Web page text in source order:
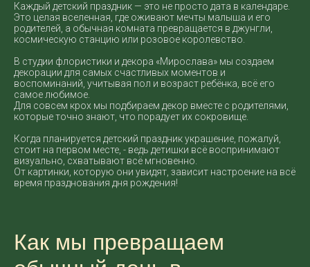
Каждый детский праздник — это не просто дата в календаре.
Это целая вселенная, где оживают мечты малыша и его
родителей, а обычная комната превращается в джунгли,
космическую станцию или розовое королевство.
В студии флористики и декора «Мирослава» мы создаем
декорации для самых счастливых моментов и
воспоминаний, учитывая пол и возраст ребёнка, всё его
самое любимое.
Для совсем крох мы подбираем декор вместе с родителями,
которые точно знают, что порадует их сокровище.
Когда планируется детский праздник украшение, пожалуй,
стоит на первом месте, - ведь детишки всё воспринимают
визуально, схватывают всё мгновенно.
От картинки, которую они увидят, зависит настроение на всё
время празднования дня рождения!
Как мы превращаем